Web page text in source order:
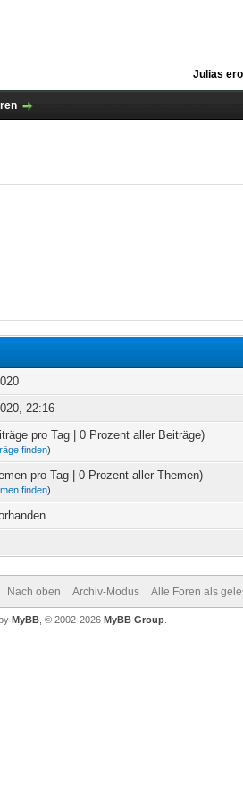
Julias
22:16
pro Tag | 0 Prozent aller Beiträge)
finden)
pro Tag | 0 Prozent aller Themen)
finden)
Nach oben Archiv-Modus Alle Foren als
MyBB, © 2002-2026 MyBB Group.